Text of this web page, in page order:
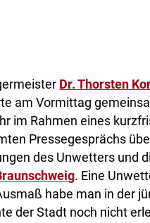
Dr. Thorsten
am Vormittag
im Rahmen eines
Pressegesprächs
des Unwetters und
. Eine
habe man in der
der Stadt noch nicht